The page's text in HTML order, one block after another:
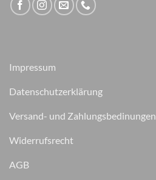
Impressum
Datenschutzerklärung
Versand- und Zahlungsbedinungen
Widerrufsrecht
AGB